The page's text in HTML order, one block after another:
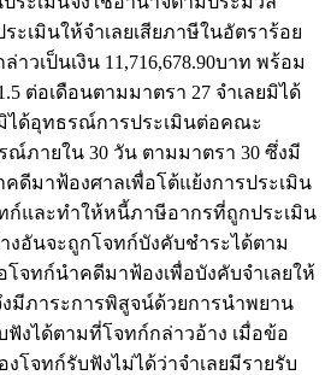
ะเมินให้จำเลยเสียภาษีในอัตราร้อย
าวเป็นเงิน 11,716,678.90บาท พร้อม
ต่อเดือนตามมาตรา 27 จำเลยมิได้
ได้อุทธรณ์การประเมินต่อคณะ
ภายใน 30 วัน ตามมาตรา 30 ซึ่งมี
คดีมาฟ้องศาลเพื่อโต้แย้งการประเมิน
ก์และทำให้หนี้ภาษีอากรที่ถูกประเมิน
งอันจะถูกโจทก์บังคับชำระได้ตาม
โจทก์นำคดีมาฟ้องเพื่อบังคับจำเลยให้
มีภาระการพิสูจน์ด้วยการนำพยาน
ฟังได้ตามที่โจทก์กล่าวอ้าง เมื่อข้อ
โจทก์รับฟังไม่ได้ว่าจำเลยมีรายรับ